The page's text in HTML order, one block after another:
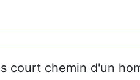
court chemin d'un